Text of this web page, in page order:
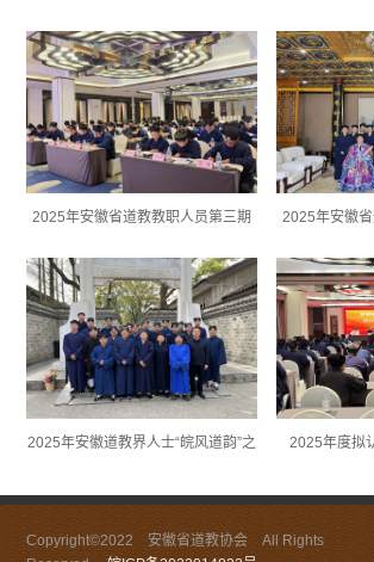
2025年安徽省道教教职人员第三期
2025年安徽
2025年安徽道教界人士“皖风道韵”之
2025年度拟
Copyright©2022 安徽省道教协会 All Rights